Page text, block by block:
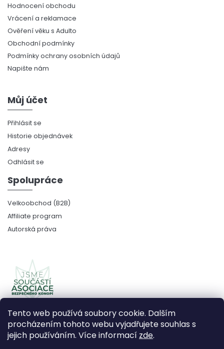
Tento web používá soubory cookie. Dalším
procházením tohoto webu vyjadřujete souhlas s
jejich používáním. Více informací zde.
Hodnocení obchodu
Vrácení a reklamace
Ověření věku s Adulto
Obchodní podmínky
Podmínky ochrany osobních údajů
Napište nám
Můj účet
Přihlásit se
Historie objednávek
Adresy
Odhlásit se
Spolupráce
Velkoobchod (B2B)
Affiliate program
Autorská práva